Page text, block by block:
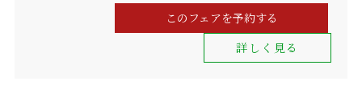
このフェアを予約する
詳しく見る